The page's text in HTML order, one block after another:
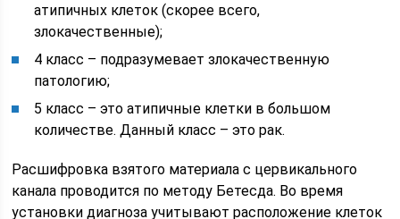
атипичных клеток (скорее всего,
злокачественные);
4 класс – подразумевает злокачественную
патологию;
5 класс – это атипичные клетки в большом
количестве. Данный класс – это рак.
Расшифровка взятого материала с цервикального
канала проводится по методу Бетесда. Во время
установки диагноза учитывают расположение клеток